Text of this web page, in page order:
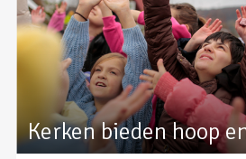
Kerken bieden hoop